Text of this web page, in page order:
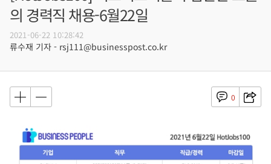
의 경력직 채용-6월22일
2021-06-22 10:28:42
류수재 기자 - rsj111@businesspost.co.kr
0